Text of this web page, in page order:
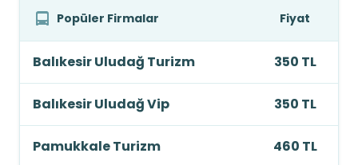
Popüler Firmalar Fiyat
Balıkesir Uludağ Turizm 350 TL
Balıkesir Uludağ Vip 350 TL
Pamukkale Turizm 460 TL